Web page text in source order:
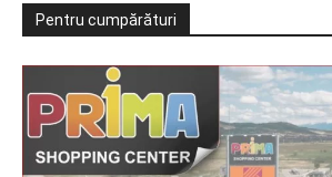
Pentru cumpărături